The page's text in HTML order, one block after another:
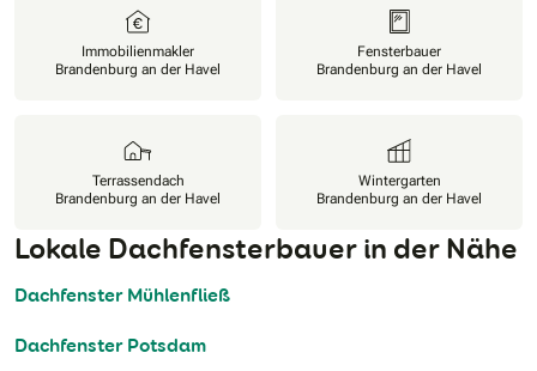
Immobilienmakler
Brandenburg an der Havel
Fensterbauer
Brandenburg an der Havel
Terrassendach
Brandenburg an der Havel
Wintergarten
Brandenburg an der Havel
Lokale Dachfensterbauer in der Nähe
Dachfenster Mühlenfließ
Dachfenster Potsdam